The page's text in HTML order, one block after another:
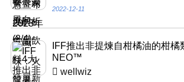
2022-12-11
IFF推出非提煉自柑橘油的柑橘
NEO™
wellwiz